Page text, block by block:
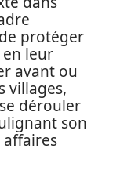
protéger
leur
avant ou
villages,
dérouler
son
affaires